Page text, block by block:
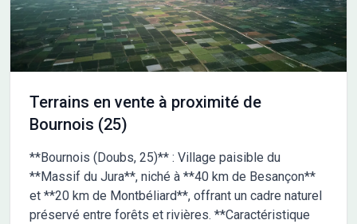
Terrains en vente à proximité de
Bournois (25)
**Bournois (Doubs, 25)** : Village paisible du
**Massif du Jura**, niché à **40 km de Besançon**
et **20 km de Montbéliard**, offrant un cadre naturel
préservé entre forêts et rivières. **Caractéristique